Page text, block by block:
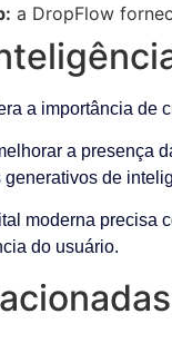
a DropFlow
a importância de
a presença
de
moderna precisa
do usuário.